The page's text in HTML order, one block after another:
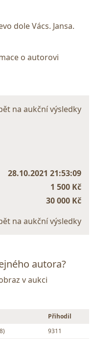
dole Vács. Jansa.
o autorovi
na aukční výsledky
28.10.2021 21:53:09
1 500 Kč
30 000 Kč
na aukční výsledky
autora?
v aukci
Přihodil
9311